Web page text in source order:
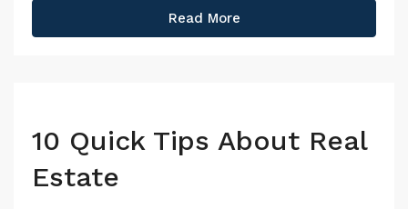
Read More
10 Quick Tips About Real
Estate